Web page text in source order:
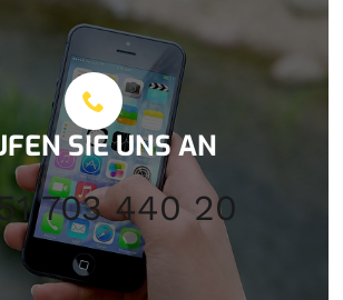
SIE UNS AN
703 440 20